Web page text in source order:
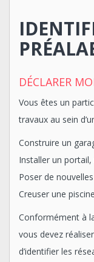
DÉCLARER
Vous êtes un
travaux au sein
Construire un
Installer un
Poser de
Creuser une
Conformément à
vous devez
d’identifier les